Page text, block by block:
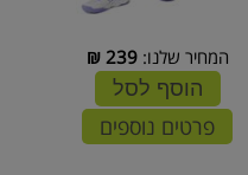
המחיר שלנו:239
₪
הוסף לסל
פרטים נוספים